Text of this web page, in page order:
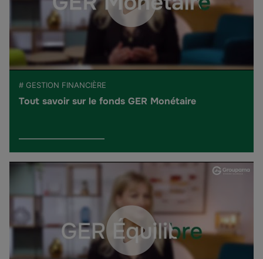
# GESTION FINANCIÈRE
Tout savoir sur le fonds GER Monétaire